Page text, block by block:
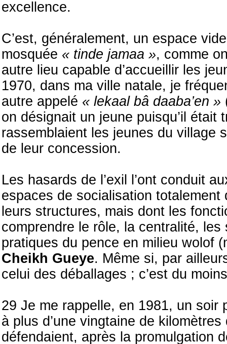
excellence.
C’est, généralement, un espace
mosquée « tinde jamaa », comme
autre lieu capable d’accueillir les
1970, dans ma ville natale, je
autre appelé « lekaal bâ daaba’en »
on désignait un jeune puisqu’il était
rassemblaient les jeunes du village
de leur concession.
Les hasards de l’exil l’ont conduit
espaces de socialisation
leurs structures, mais dont les
comprendre le rôle, la centralité,
pratiques du pence en milieu wolof
Cheikh Gueye. Même si, par
celui des déballages ; c’est du
29 Je me rappelle, en 1981, un
à plus d’une vingtaine de
défendaient, après la promulgation